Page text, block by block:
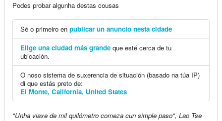
Podes probar algunha destas cousas
Sé o primeiro en publicar un anuncio nesta cidade
Elige una ciudad más grandeque esté cerca de tu
ubicación.
O noso sistema de suxerencia de situación (basado na túa IP)
di que estás preto de:
El Monte, California, United States
"Unha viaxe de mil quilómetro comeza cun simple paso", Lao Tse